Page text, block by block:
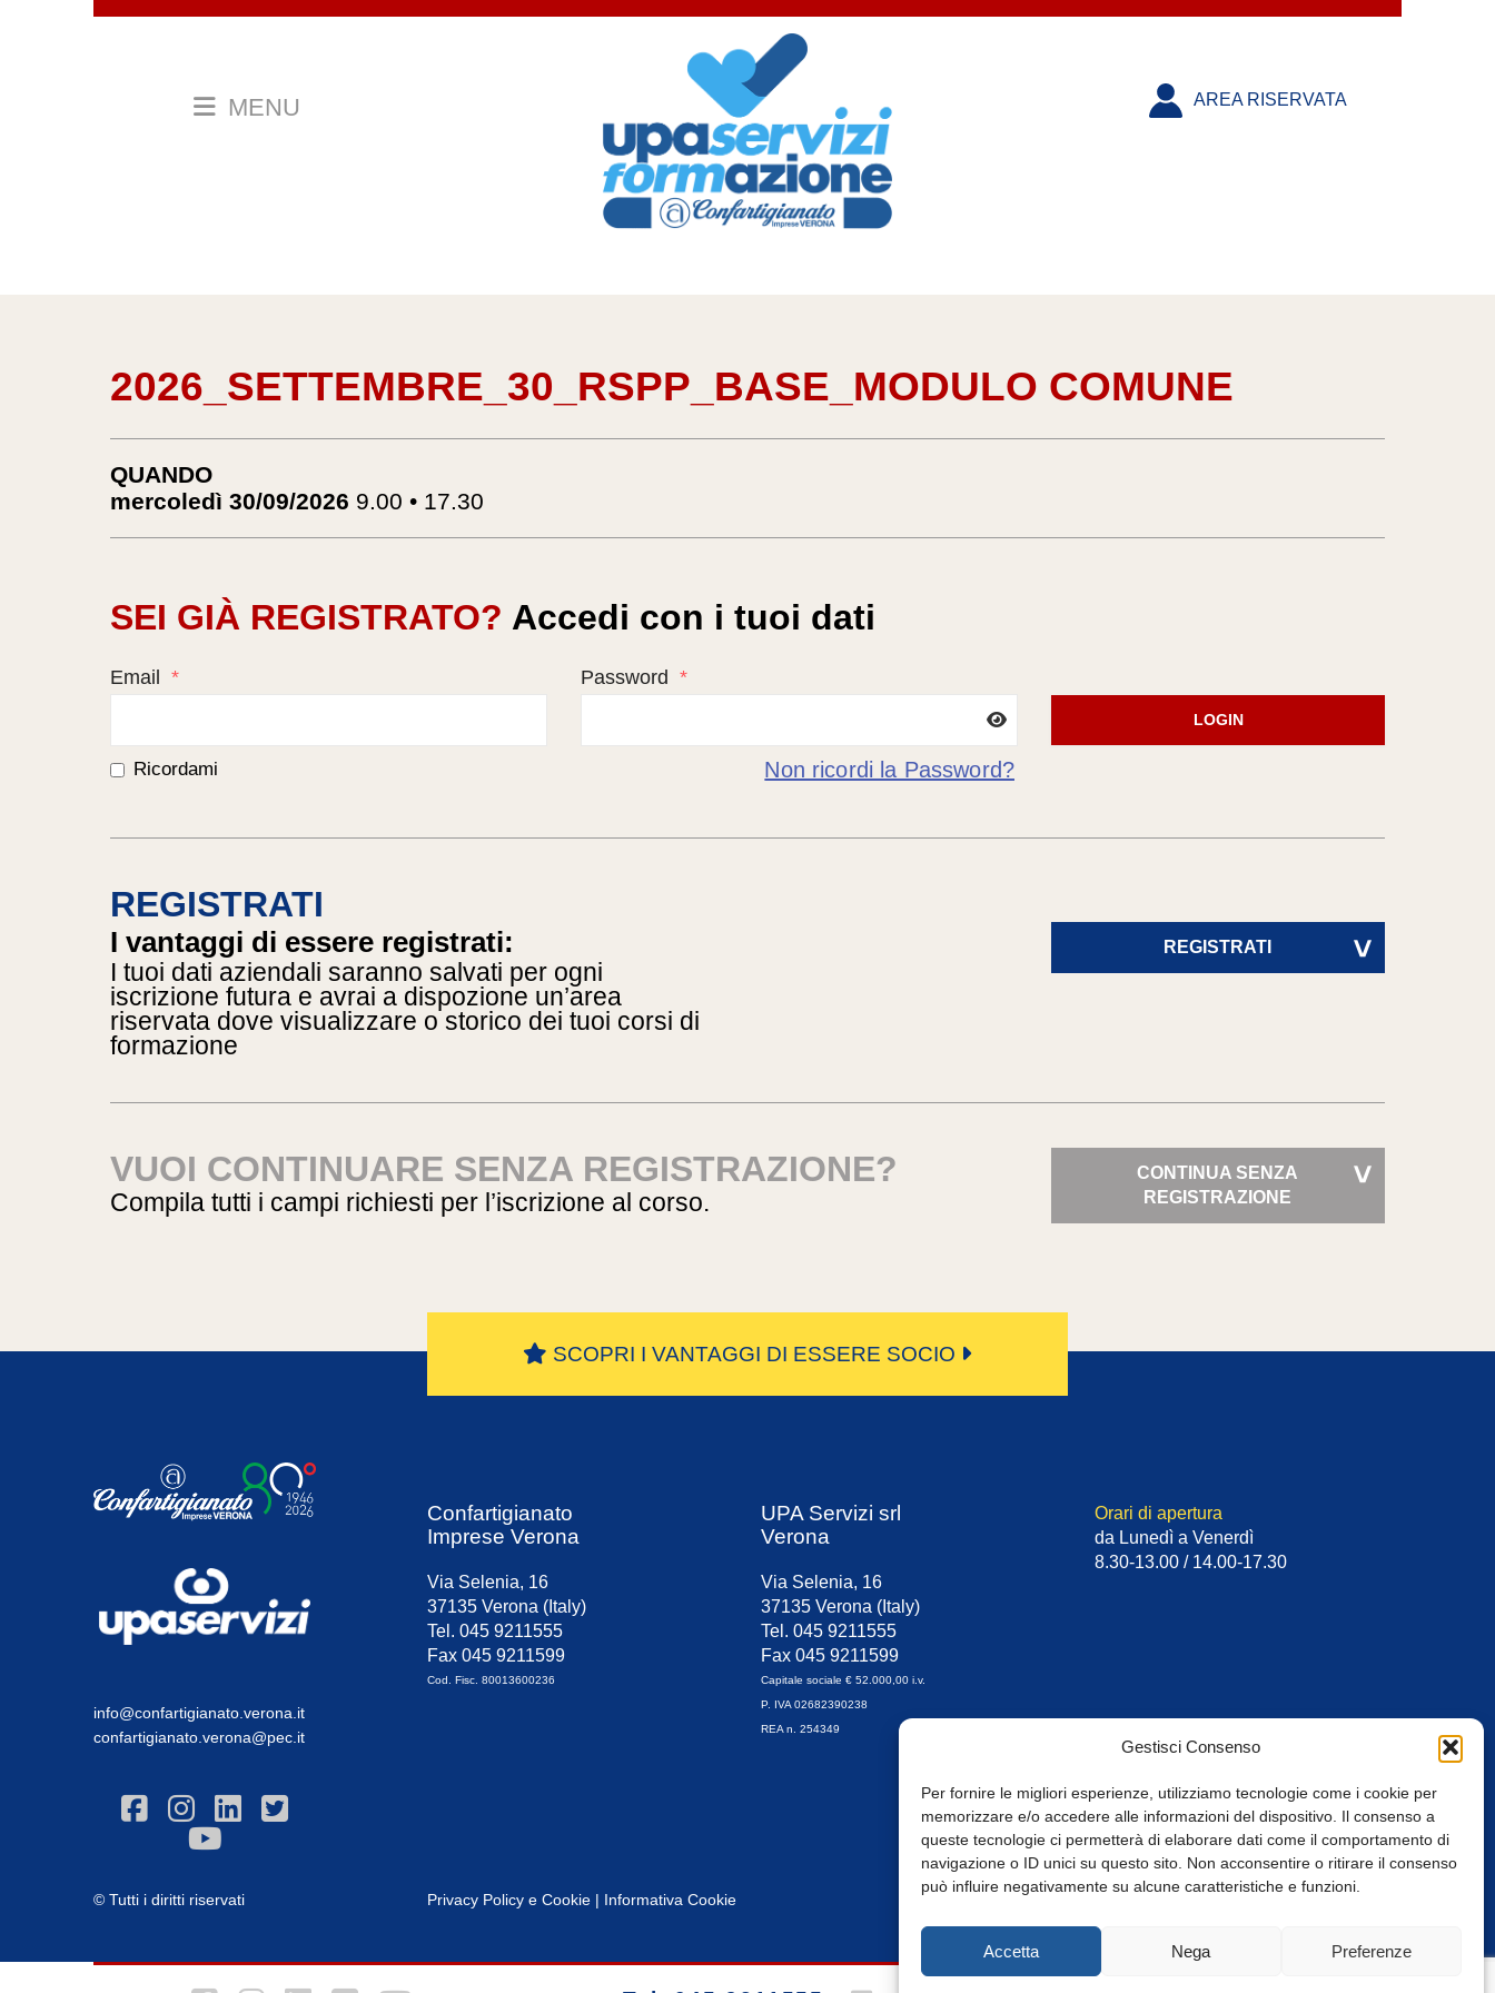
Gestisci Consenso
Per fornire le migliori esperienze, utilizziamo tecnologie come i cookie per
memorizzare e/o accedere alle informazioni del dispositivo. Il consenso a
queste tecnologie ci permetterà di elaborare dati come il comportamento di
navigazione o ID unici su questo sito. Non acconsentire o ritirare il consenso
può influire negativamente su alcune caratteristiche e funzioni.
Accetta Nega Preferenze
MENU AREA RISERVATA
2026_SETTEMBRE_30_RSPP_BASE_MODULO COMUNE
QUANDO
mercoledì 30/09/2026 9.00 • 17.30
SEI GIÀ REGISTRATO? Accedi con i tuoi dati
Email * Password *
Ricordami Non ricordi la Password?
LOGIN
REGISTRATI
I vantaggi di essere registrati:
I tuoi dati aziendali saranno salvati per ogni
iscrizione futura e avrai a dispozione un’area
riservata dove visualizzare o storico dei tuoi corsi di
formazione
REGISTRATI >
VUOI CONTINUARE SENZA REGISTRAZIONE?
Compila tutti i campi richiesti per l’iscrizione al corso.
CONTINUA SENZA
REGISTRAZIONE
>
SCOPRI I VANTAGGI DI ESSERE SOCIO
info@confartigianato.verona.it
confartigianato.verona@pec.it
Confartigianato
Imprese Verona
Via Selenia, 16
37135 Verona (Italy)
Tel. 045 9211555
Fax 045 9211599
Cod. Fisc. 80013600236
UPA Servizi srl
Verona
Via Selenia, 16
37135 Verona (Italy)
Tel. 045 9211555
Fax 045 9211599
Capitale sociale € 52.000,00 i.v.
P. IVA 02682390238
REA n. 254349
Orari di apertura
da Lunedì a Venerdì
8.30-13.00 / 14.00-17.30
© Tutti i diritti riservati Privacy Policy e Cookie | Informativa Cookie